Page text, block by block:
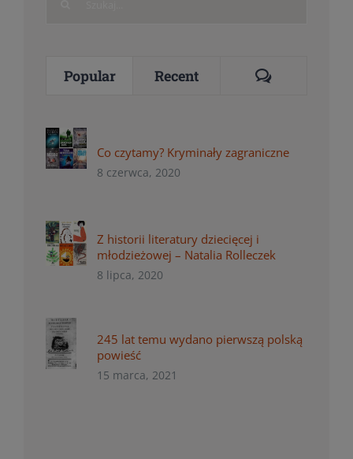
Popular Recent Comments
Co czytamy? Kryminały zagraniczne
8 czerwca, 2020
Z historii literatury dziecięcej i
młodzieżowej – Natalia Rolleczek
8 lipca, 2020
245 lat temu wydano pierwszą polską
powieść
15 marca, 2021